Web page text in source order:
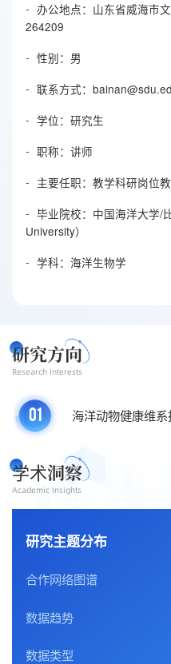
- 办公地点：山东省威海市
264209
- 性别：男
- 联系方式：
- 学位：研究生
- 职称：讲师
- 主要任职：教学科研岗位
- 毕业院校：中国海洋大学/
University）
- 学科：海洋生物学
研究方向
Research Interests
01 海洋动物健康维
学术洞察
Academic Insights
研究主题分布
合作网络图谱
数据趋势
数据类型